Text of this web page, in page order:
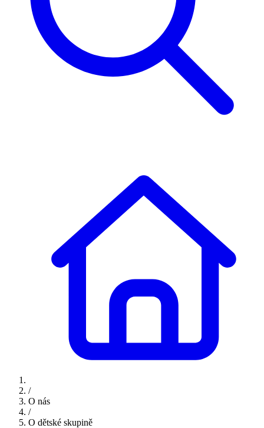
/
O nás
/
O dětské skupině